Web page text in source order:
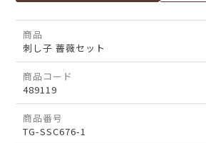
商品
刺し子 薔薇セット
商品コード
489119
商品番号
TG-SSC676-1